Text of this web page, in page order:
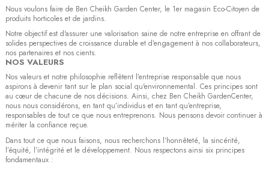
Nous voulons faire de Ben Cheikh Garden Center, le 1er magasin Eco-Citoyen de
produits horticoles et de jardins.
Notre objectif est d'assurer une valorisation saine de notre entreprise en offrant de
solides perspectives de croissance durable et d’engagement à nos collaborateurs,
nos partenaires et nos cients.
NOS VALEURS
Nos valeurs et notre philosophie reflètent l’entreprise responsable que nous
aspirons à devenir tant sur le plan social qu'environnemental. Ces principes sont
au cœur de chacune de nos décisions. Ainsi, chez Ben Cheikh GardenCenter,
nous nous considérons, en tant qu’individus et en tant qu’entreprise,
responsables de tout ce que nous entreprenons. Nous pensons devoir continuer à
mériter la confiance reçue.
Dans tout ce que nous faisons, nous recherchons l’honnêteté, la sincérité,
l’équité, l’intégrité et le développement. Nous respectons ainsi six principes
fondamentaux :